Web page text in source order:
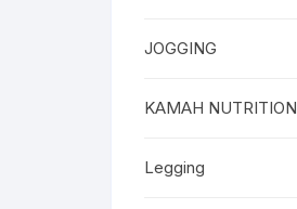
JOGGING
KAMAH NUTRITION
Legging